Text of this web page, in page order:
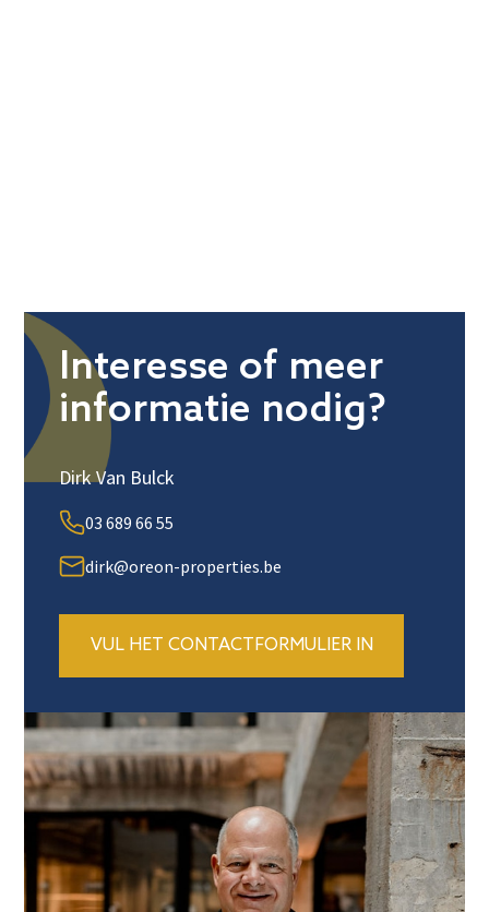
Interesse of meer
informatie nodig?
Dirk Van Bulck
03 689 66 55
dirk@oreon-properties.be
VUL HET CONTACTFORMULIER IN